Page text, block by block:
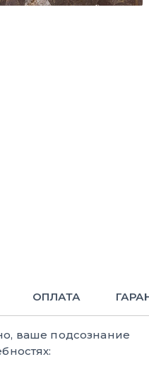
ОПЛАТА
ваше подсознание